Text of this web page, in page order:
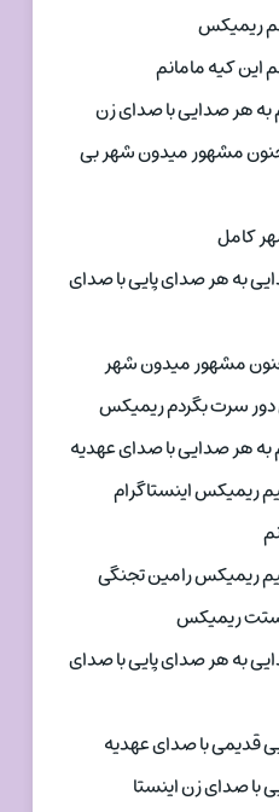
ریمیکس
این کیه مامانم
به هر صدایی با صدای زن
مشهور میدون شهر بی
کامل
به هر صدای پایی با صدای
مشهور میدون شهر
دور سرت بگردم ریمیکس
به هر صدایی با صدای عهدیه
ریمیکس اینستاگرام
ریمیکس رامین تجنگی
ریمیکس
به هر صدای پایی با صدای
قدیمی با صدای عهدیه
با صدای زن اینستا